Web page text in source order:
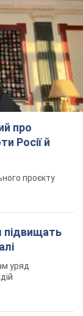
про
Росії й
проєкту
підвищать
уряд